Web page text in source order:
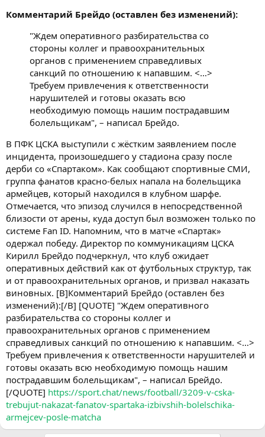
Комментарий Брейдо (оставлен без изменений):
"Ждем оперативного разбирательства со
стороны коллег и правоохранительных
органов с применением справедливых
санкций по отношению к напавшим. <…>
Требуем привлечения к ответственности
нарушителей и готовы оказать всю
необходимую помощь нашим пострадавшим
болельщикам", – написал Брейдо.
В ПФК ЦСКА выступили с жёстким заявлением после
инцидента, произошедшего у стадиона сразу после
дерби со «Спартаком». Как сообщают спортивные СМИ,
группа фанатов красно-белых напала на болельщика
армейцев, который находился в клубном шарфе.
Отмечается, что эпизод случился в непосредственной
близости от арены, куда доступ был возможен только по
системе Fan ID. Напомним, что в матче «Спартак»
одержал победу. Директор по коммуникациям ЦСКА
Кирилл Брейдо подчеркнул, что клуб ожидает
оперативных действий как от футбольных структур, так
и от правоохранительных органов, и призвал наказать
виновных. [B]Комментарий Брейдо (оставлен без
изменений):[/B] [QUOTE] "Ждем оперативного
разбирательства со стороны коллег и
правоохранительных органов с применением
справедливых санкций по отношению к напавшим. <…>
Требуем привлечения к ответственности нарушителей и
готовы оказать всю необходимую помощь нашим
пострадавшим болельщикам", – написал Брейдо.
[/QUOTE] https://sport.chat/news/football/3209-v-cska-
trebujut-nakazat-fanatov-spartaka-izbivshih-bolelschika-
armejcev-posle-matcha